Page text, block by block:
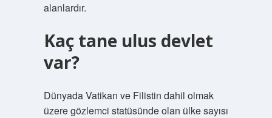
alanlardır.
Kaç tane ulus devlet
var?
Dünyada Vatikan ve Filistin dahil olmak
üzere gözlemci statüsünde olan ülke sayısı